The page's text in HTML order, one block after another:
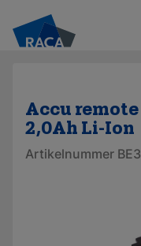
Accu remote
2,0Ah Li-Ion
Artikelnummer